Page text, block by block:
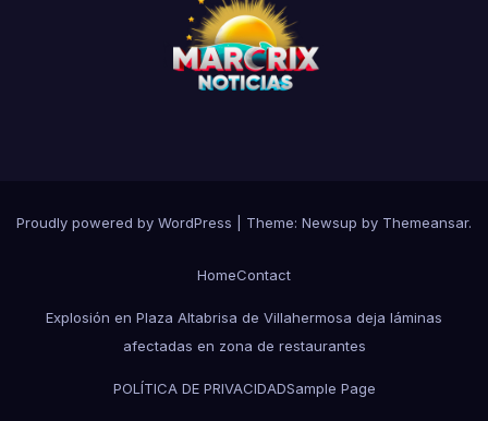
Proudly powered by WordPress Theme: Newsup by Themeansar.
HomeContact
Explosión en Plaza Altabrisa de Villahermosa deja láminas
afectadas en zona de restaurantes
POLÍTICA DE PRIVACIDADSample Page